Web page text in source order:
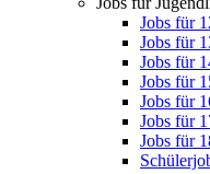
Jobs für
Jobs für
Jobs für
Jobs für
Jobs für
Jobs für
Jobs für